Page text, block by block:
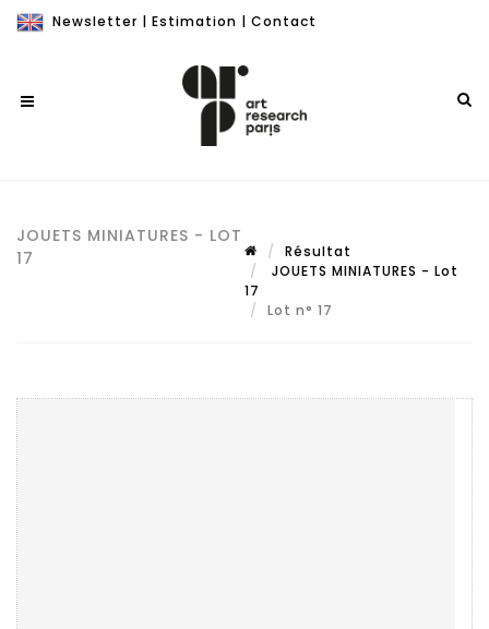
Newsletter | Estimation | Contact
JOUETS MINIATURES - LOT
17
Résultat
JOUETS MINIATURES - Lot
17
Lot n° 17